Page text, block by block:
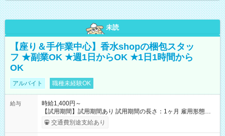
未読
【座り＆手作業中心】香水shopの梱包スタッ
フ ★副業OK ★週1日からOK ★1日1時間から
OK
アルバイト 職種未経験OK
給与
時給1,400円～
【試用期間】試用期間あり 試用期間の長さ：1ヶ月 雇用形態、
給与は本採用時と同じです。
交通費別途支給あり